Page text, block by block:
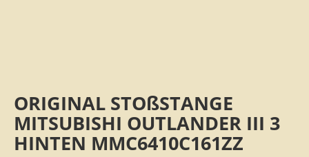
ORIGINAL STOßSTANGE
MITSUBISHI OUTLANDER III 3
HINTEN MMC6410C161ZZ